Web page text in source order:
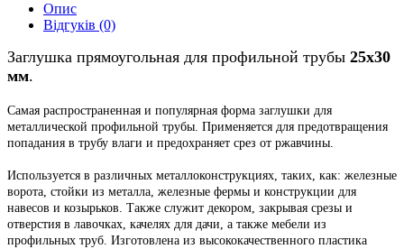
Опис
Відгуків (0)
Заглушка прямоугольная для профильной трубы 25x30
мм.
Самая распространенная и популярная форма заглушки для
металлической профильной трубы. Применяется для предотвращения
попадания в трубу влаги и предохраняет срез от ржавчины.
Используется в различных металлоконструкциях, таких, как: железные
ворота, стойки из металла, железные фермы и конструкции для
навесов и козырьков. Также служит декором, закрывая срезы и
отверстия в лавочках, качелях для дачи, а также мебели из
профильных труб. Изготовлена из высококачественного пластика